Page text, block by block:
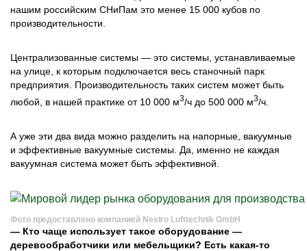
нашим российским СНиПам это менее 15 000 кубов по
производительности.
Централизованные системы — это системы, устанавливаемые
на улице, к которым подключается весь станочный парк
предприятия. Производительность таких систем может быть
любой, в нашей практике от 10 000 м3/ч до 500 000 м3/ч.
А уже эти два вида можно разделить на напорные, вакуумные
и эффективные вакуумные системы. Да, именно не каждая
вакуумная система может быть эффективной.
Фото предоставлено компанией Nestro Lufttechnik GmbH
— Кто чаще использует такое оборудование —
деревообработчики или мебельщики? Есть какая-то